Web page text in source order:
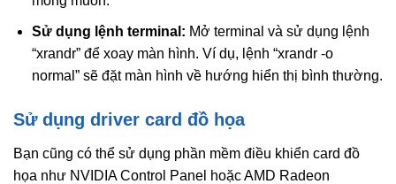
Sử dụng lệnh terminal: Mở terminal và sử dụng lệnh
“xrandr” để xoay màn hình. Ví dụ, lệnh “xrandr -o
normal” sẽ đặt màn hình về hướng hiển thị bình thường.
Sử dụng driver card đồ họa
Bạn cũng có thể sử dụng phần mềm điều khiển card đồ
họa như NVIDIA Control Panel hoặc AMD Radeon